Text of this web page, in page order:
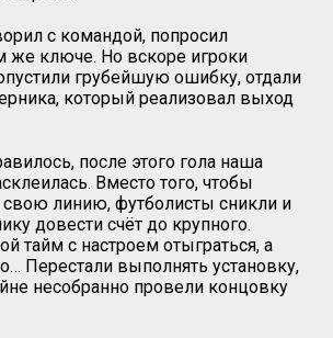
с командой, попросил
же ключе. Но вскоре игроки
грубейшую ошибку, отдали
который реализовал выход
после этого гола наша
Вместо того, чтобы
свою линию, футболисты сникли и
довести счёт до крупного.
тайм с настроем отыграться, а
Перестали выполнять установку,
несобранно провели концовку